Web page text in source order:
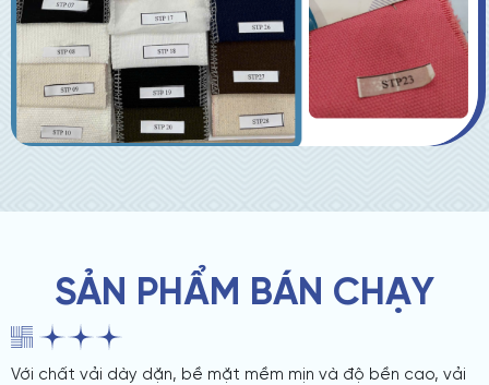
SẢN PHẨM BÁN CHẠY
Với chất vải dày dặn, bề mặt mềm mịn và độ bền cao, vải